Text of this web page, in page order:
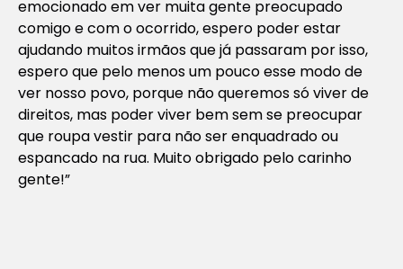
emocionado em ver muita gente preocupado
comigo e com o ocorrido, espero poder estar
ajudando muitos irmãos que já passaram por isso,
espero que pelo menos um pouco esse modo de
ver nosso povo, porque não queremos só viver de
direitos, mas poder viver bem sem se preocupar
que roupa vestir para não ser enquadrado ou
espancado na rua. Muito obrigado pelo carinho
gente!”